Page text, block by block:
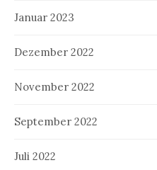
Januar 2023
Dezember 2022
November 2022
September 2022
Juli 2022